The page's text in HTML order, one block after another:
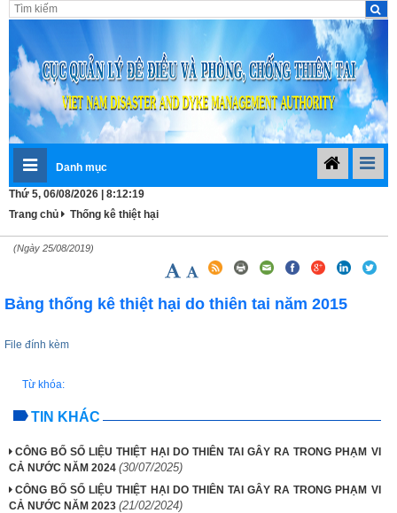
Danh mục
Thứ 5, 06/08/2026 | 8:12:19
Trang chủ
Thống kê thiệt hại
(Ngày 25/08/2019)
Bảng thống kê thiệt hại do thiên tai năm 2015
File đính kèm
Từ khóa:
TIN KHÁC
CÔNG BỐ SỐ LIỆU THIỆT HẠI DO THIÊN TAI GÂY RA TRONG PHẠM VI
CẢ NƯỚC NĂM 2024 (30/07/2025)
CÔNG BỐ SỐ LIỆU THIỆT HẠI DO THIÊN TAI GÂY RA TRONG PHẠM VI
CẢ NƯỚC NĂM 2023 (21/02/2024)